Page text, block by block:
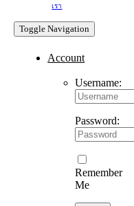
เรา
Toggle Navigation
Account
Username:
Password:
Remember
Me